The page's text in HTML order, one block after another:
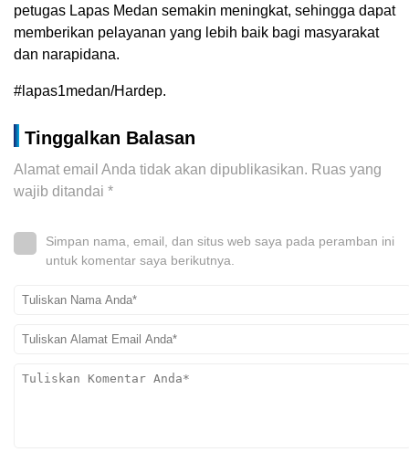
petugas Lapas Medan semakin meningkat, sehingga dapat
memberikan pelayanan yang lebih baik bagi masyarakat
dan narapidana.
#lapas1medan/Hardep.
Tinggalkan Balasan
Alamat email Anda tidak akan dipublikasikan. Ruas yang
wajib ditandai *
Simpan nama, email, dan situs web saya pada peramban ini
untuk komentar saya berikutnya.